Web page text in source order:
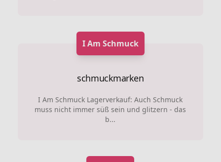
I Am Schmuck
schmuckmarken
I Am Schmuck Lagerverkauf: Auch Schmuck
muss nicht immer süß sein und glitzern - das
b...